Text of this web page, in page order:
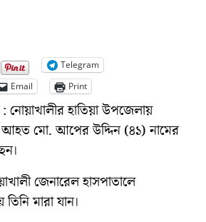
Telegram
Email Print
: নোয়াখালীর হাতিয়া উপজেলায়
আহত মো. আপের উদ্দিন (৪১) নামের
জেনারেল হাসপাতালে
মারা যান।